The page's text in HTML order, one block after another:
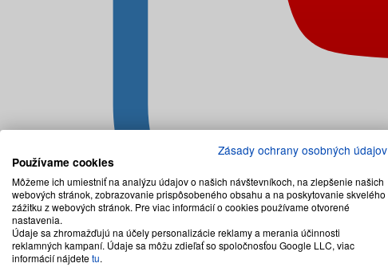
Zásady ochrany osobných údajov
Používame cookies
Môžeme ich umiestniť na analýzu údajov o našich návštevníkoch, na zlepšenie našich
webových stránok, zobrazovanie prispôsobeného obsahu a na poskytovanie skvelého
zážitku z webových stránok. Pre viac informácií o cookies používame otvorené
nastavenia.
Údaje sa zhromažďujú na účely personalizácie reklamy a merania účinnosti
reklamných kampaní. Údaje sa môžu zdieľať so spoločnosťou Google LLC, viac
informácií nájdetetu.